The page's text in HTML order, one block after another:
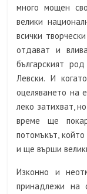
много мощен
велики
всички
отдават и
българският
Левски. И
оцеляването на
леко затихват,
време ще
потомъкът,
и ще върши
Изконно и
принадлежи на